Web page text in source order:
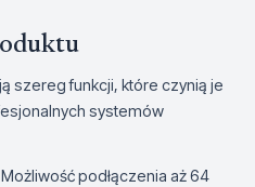
szereg funkcji, które czynią je
systemów
Możliwość podłączenia aż 64